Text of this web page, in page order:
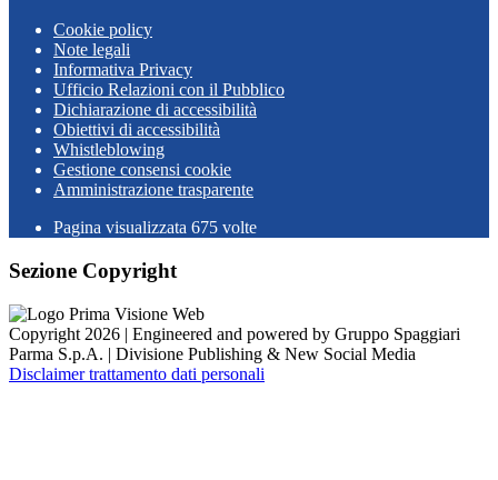
Cookie policy
Note legali
Informativa Privacy
Ufficio Relazioni con il Pubblico
Dichiarazione di accessibilità
Obiettivi di accessibilità
Whistleblowing
Gestione consensi cookie
Amministrazione trasparente
Pagina visualizzata 675 volte
Sezione Copyright
Copyright 2026 | Engineered and powered by Gruppo Spaggiari
Parma S.p.A. | Divisione Publishing & New Social Media
Disclaimer trattamento dati personali